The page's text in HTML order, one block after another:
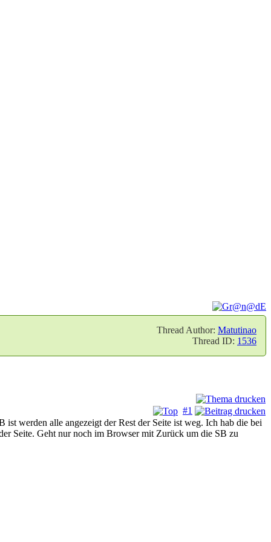
Thread Author: Matutinao
Thread ID: 1536
#1
werden alle angezeigt der Rest der Seite ist weg. Ich hab die bei
Seite. Geht nur noch im Browser mit Zurück um die SB zu